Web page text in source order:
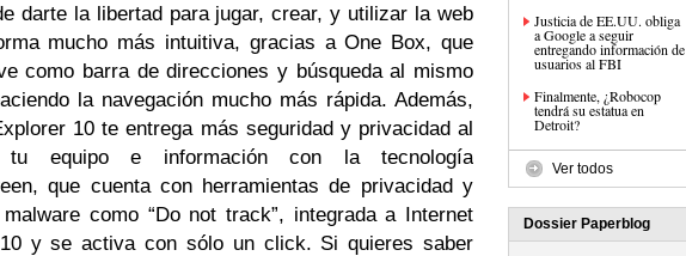
darte la libertad para jugar, crear, y utilizar la web
mucho más intuitiva, gracias a One Box, que
como barra de direcciones y búsqueda al mismo
la navegación mucho más rápida. Además,
10 te entrega más seguridad y privacidad al
tu equipo e información con la tecnología
que cuenta con herramientas de privacidad y
como “Do not track”, integrada a Internet
y se activa con sólo un click. Si quieres saber
Justicia de EE.UU. obliga
a Google a seguir
entregando información de
usuarios al FBI
Finalmente, ¿Robocop
tendrá su estatua en
Detroit?
Ver todos
Dossier Paperblog